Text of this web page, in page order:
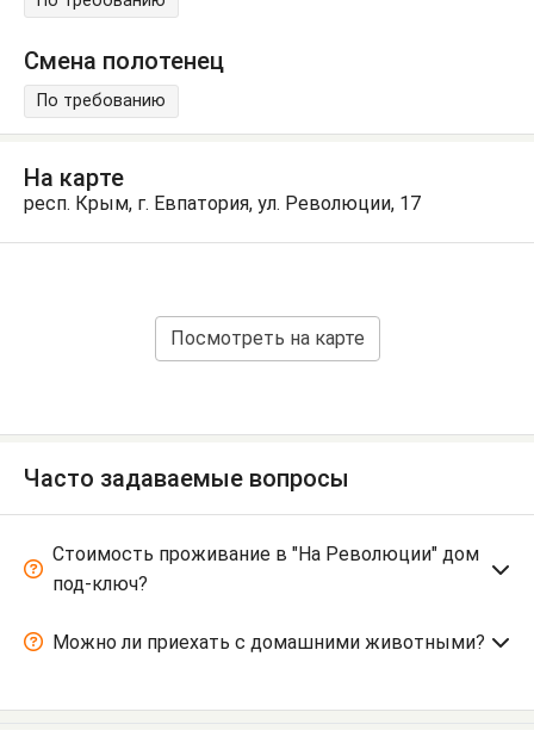
Смена полотенец
По требованию
На карте
респ. Крым, г. Евпатория, ул. Революции, 17
Посмотреть на карте
Часто задаваемые вопросы
Стоимость проживание в "На Революции" дом
под-ключ?
Можно ли приехать с домашними животными?